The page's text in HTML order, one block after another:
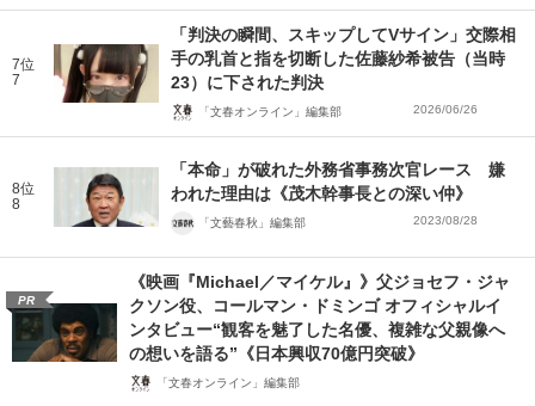
7位
7
「判決の瞬間、スキップしてVサイン」交際相
手の乳首と指を切断した佐藤紗希被告（当時
23）に下された判決
「文春オンライン」編集部 2026/06/26
8位
8
「本命」が破れた外務省事務次官レース 嫌
われた理由は《茂木幹事長との深い仲》
「文藝春秋」編集部 2023/08/28
PR
《映画『Michael／マイケル』》父ジョセフ・ジャ
クソン役、コールマン・ドミンゴ オフィシャルイ
ンタビュー“観客を魅了した名優、複雑な父親像へ
の想いを語る”《日本興収70億円突破》
「文春オンライン」編集部